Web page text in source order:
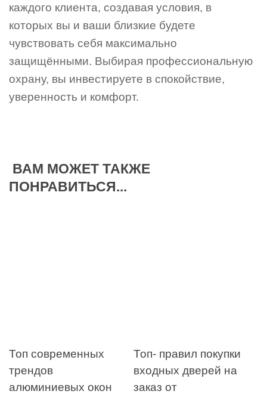
каждого клиента, создавая условия, в
которых вы и ваши близкие будете
чувствовать себя максимально
защищёнными. Выбирая профессиональную
охрану, вы инвестируете в спокойствие,
уверенность и комфорт.
ВАМ МОЖЕТ ТАКЖЕ
ПОНРАВИТЬСЯ...
Топ современных
трендов
алюминиевых окон
Топ- правил покупки
входных дверей на
заказ от